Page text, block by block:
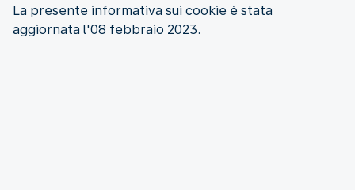
La presente informativa sui cookie è stata
aggiornata l'08 febbraio 2023.